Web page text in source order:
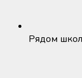
Рядом